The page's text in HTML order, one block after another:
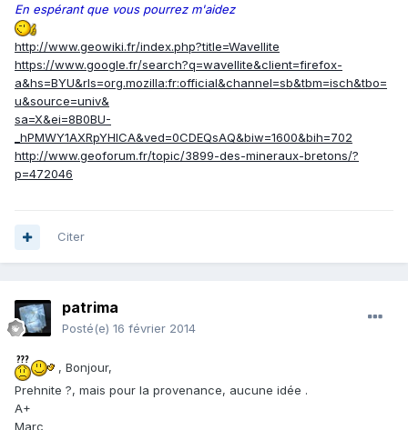
En espérant que vous pourrez m'aidez
http://www.geowiki.fr/index.php?title=Wavellite
https://www.google.fr/search?q=wavellite&client=firefox-
a&hs=BYU&rls=org.mozilla:fr:official&channel=sb&tbm=isch&tbo=
u&source=univ&
sa=X&ei=8B0BU-
_hPMWY1AXRpYHICA&ved=0CDEQsAQ&biw=1600&bih=702
http://www.geoforum.fr/topic/3899-des-mineraux-bretons/?
p=472046
Citer
patrima
Posté(e) 16 février 2014
, Bonjour,
Prehnite ?, mais pour la provenance, aucune idée .
A+
Marc